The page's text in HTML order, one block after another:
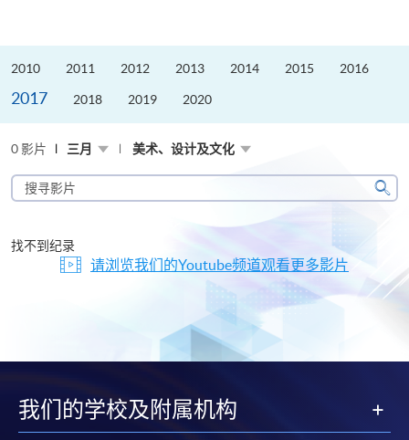
2010 2011 2012 2013 2014 2015 2016
2017 2018 2019 2020
0 影片 三月 美术、设计及文化
搜
寻
片
搜
找不到纪录
请浏览我们的Youtube频道观看更多影片
我们的学校及附属机构